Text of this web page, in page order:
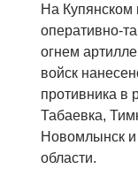
На Купянском
оперативно-
огнем
войск
противника в
Табаевка,
Новомлынск и
области.